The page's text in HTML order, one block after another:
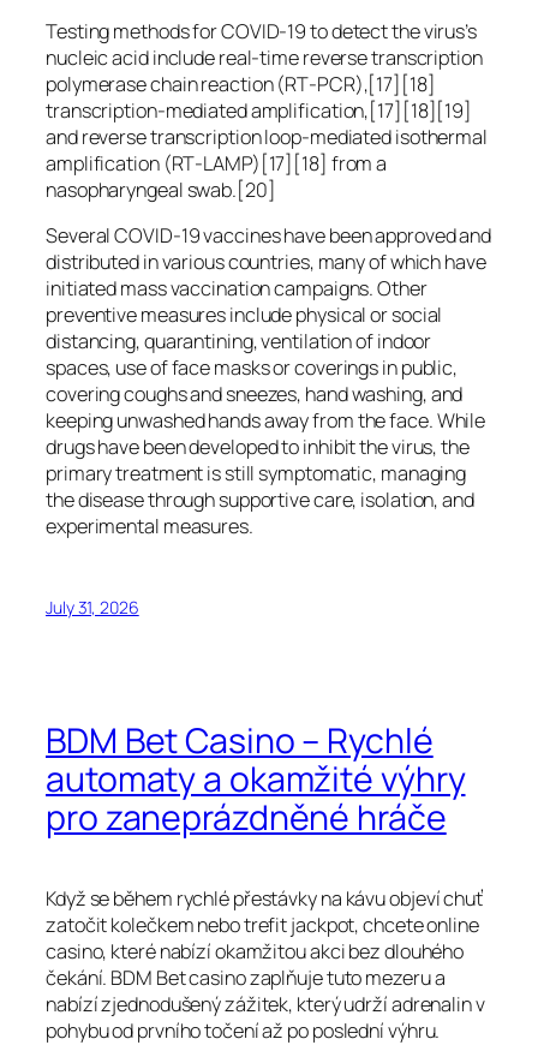
Testing methods for COVID-19 to detect the virus’s
nucleic acid include real-time reverse transcription
polymerase chain reaction (RT‑PCR),[17][18]
transcription-mediated amplification,[17][18][19]
and reverse transcription loop-mediated isothermal
amplification (RT‑LAMP)[17][18] from a
nasopharyngeal swab.[20]
Several COVID-19 vaccines have been approved and
distributed in various countries, many of which have
initiated mass vaccination campaigns. Other
preventive measures include physical or social
distancing, quarantining, ventilation of indoor
spaces, use of face masks or coverings in public,
covering coughs and sneezes, hand washing, and
keeping unwashed hands away from the face. While
drugs have been developed to inhibit the virus, the
primary treatment is still symptomatic, managing
the disease through supportive care, isolation, and
experimental measures.
July 31, 2026
BDM Bet Casino – Rychlé
automaty a okamžité výhry
pro zaneprázdněné hráče
Když se během rychlé přestávky na kávu objeví chuť
zatočit kolečkem nebo trefit jackpot, chcete online
casino, které nabízí okamžitou akci bez dlouhého
čekání. BDM Bet casino zaplňuje tuto mezeru a
nabízí zjednodušený zážitek, který udrží adrenalin v
pohybu od prvního točení až po poslední výhru.